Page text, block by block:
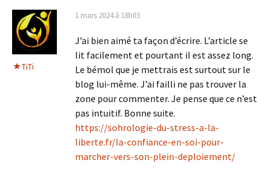
TiTi
1 mars 2024 à 18h03
J’ai bien aimé ta façon d’écrire. L’article se
lit facilement et pourtant il est assez long.
Le bémol que je mettrais est surtout sur le
blog lui-même. J’ai failli ne pas trouver la
zone pour commenter. Je pense que ce n’est
pas intuitif. Bonne suite.
https://sohrologie-du-stress-a-la-
liberte.fr/la-confiance-en-soi-pour-
marcher-vers-son-plein-deploiement/